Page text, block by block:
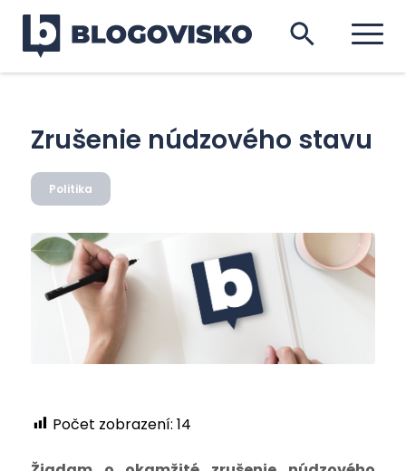
Zrušenie núdzového stavu
Politika
Počet zobrazení: 14